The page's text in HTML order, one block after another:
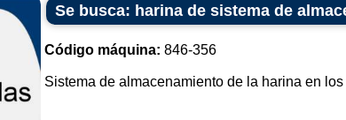
Se busca: harina de sistema de
Código máquina: 846-356
Sistema de almacenamiento de la harina en los